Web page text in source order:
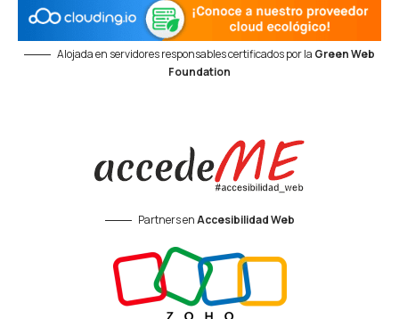
Alojada en servidores responsables certificados por la Green Web
Foundation
Partners enAccesibilidad Web